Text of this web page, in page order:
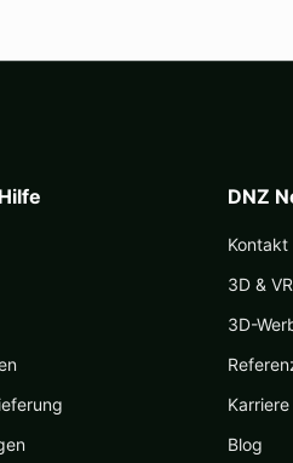
DNZ
Kontakt
3D &
3D-
Karriere
Blog